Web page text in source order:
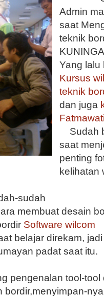
Admin
saat
teknik
Yang lalu
Kursus
teknik
dan juga
Sudah
saat
penting
kelihatan
sudah
membuat desain
Software wilcom
belajar direkam,
padat saat itu.
pengenalan tool-tool
bordir,menyimpan-